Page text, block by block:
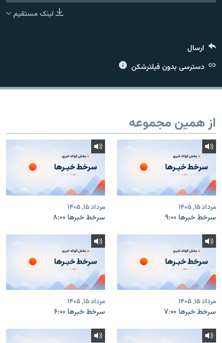
لینک مستقیم
ارسال
دسترسی بدون فیلترشکن
از همین مجموعه
مرداد ۱۵, ۱۴۰۵
سرخط خبرها ۹:۰۰
مرداد ۱۵, ۱۴۰۵
سرخط خبرها ۸:۰۰
مرداد ۱۵, ۱۴۰۵
سرخط خبرها ۷:۰۰
مرداد ۱۵, ۱۴۰۵
سرخط خبرها ۶:۰۰